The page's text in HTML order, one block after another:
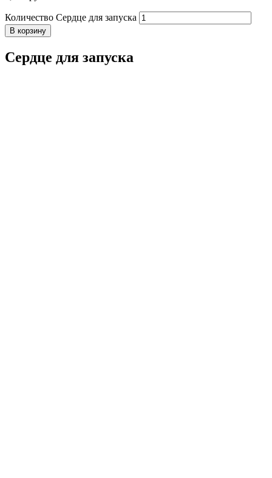
Количество Сердце для запуска
В корзину
Сердце для запуска